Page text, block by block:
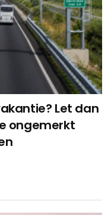
Let dan
ongemerkt